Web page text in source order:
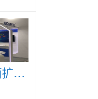
高斯贝尔产品线全面扩展，众多新产品亮相CommunicAsia 2019